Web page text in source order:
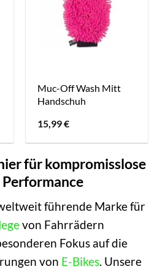
Muc-Off Wash Mitt
Handschuh
15,99€
für kompromisslose
Performance
führende Marke für
von Fahrrädern
Fokus auf die
von E-Bikes. Unsere